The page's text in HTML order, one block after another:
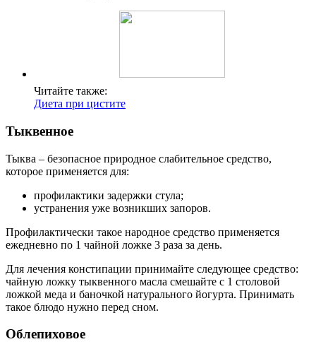
Читайте также:
Диета при цистите
Тыквенное
Тыква – безопасное природное слабительное средство,
которое применяется для:
профилактики задержки стула;
устранения уже возникших запоров.
Профилактически такое народное средство применяется
ежедневно по 1 чайной ложке 3 раза за день.
Для лечения констипации принимайте следующее средство:
чайную ложку тыквенного масла смешайте с 1 столовой
ложкой меда и баночкой натурального йогурта. Принимать
такое блюдо нужно перед сном.
Облепиховое